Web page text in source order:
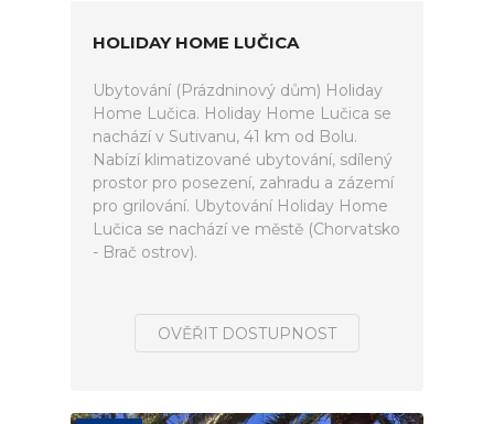
HOLIDAY HOME LUČICA
Ubytování (Prázdninový dům) Holiday
Home Lučica. Holiday Home Lučica se
nachází v Sutivanu, 41 km od Bolu.
Nabízí klimatizované ubytování, sdílený
prostor pro posezení, zahradu a zázemí
pro grilování. Ubytování Holiday Home
Lučica se nachází ve městě (Chorvatsko
- Brač ostrov).
OVĚŘIT DOSTUPNOST